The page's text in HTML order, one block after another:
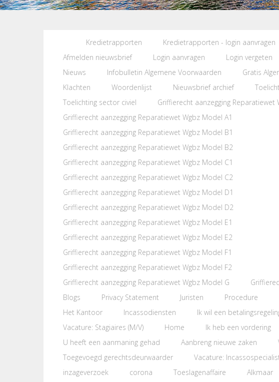
Kredietrapporten Kredietrapporten - login aanvragen
Afmelden nieuwsbrief
Login aanvragen Login vergeten
Nieuws
Infobulletin Algemene Voorwaarden
Gratis
Klachten
Woordenlijst Nieuwsbrief archief
Toelichting sector civiel
Griffierecht aanzegging Reparatiewet
Griffierecht aanzegging Reparatiewet Wgbz Model A1
Griffierecht aanzegging Reparatiewet Wgbz Model B1
Griffierecht aanzegging Reparatiewet Wgbz Model B2
Griffierecht aanzegging Reparatiewet Wgbz Model C1
Griffierecht aanzegging Reparatiewet Wgbz Model C2
Griffierecht aanzegging Reparatiewet Wgbz Model D1
Griffierecht aanzegging Reparatiewet Wgbz Model D2
Griffierecht aanzegging Reparatiewet Wgbz Model E1
Griffierecht aanzegging Reparatiewet Wgbz Model E2
Griffierecht aanzegging Reparatiewet Wgbz Model F1
Griffierecht aanzegging Reparatiewet Wgbz Model F2
Griffierecht aanzegging Reparatiewet Wgbz Model G
Blogs
Privacy Statement Juristen Procedure
Het Kantoor
Incassodiensten Ik wil een
Vacature: Stagiaires (M/V)
Home Ik heb een vordering
U heeft een aanmaning gehad
Aanbreng nieuwe zaken
Toegevoegd gerechtsdeurwaarder
Vacature:
inzageverzoek
corona Toeslagenaffaire
Alkmaar